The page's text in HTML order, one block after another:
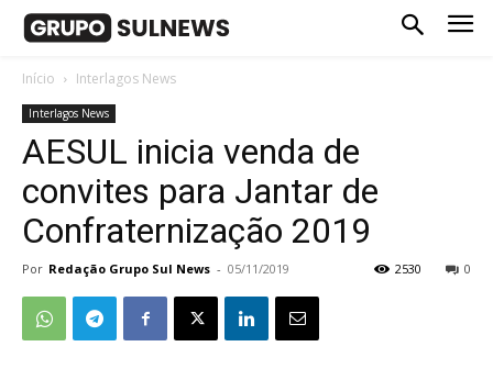
Início Interlagos News
Interlagos News
AESUL inicia venda de
convites para Jantar de
Confraternização 2019
Por Redação Grupo Sul News - 05/11/2019 0
2530